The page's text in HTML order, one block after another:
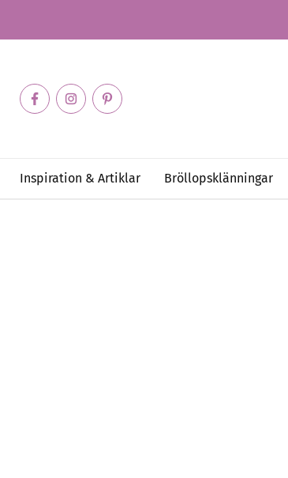
Inspiration & Artiklar Bröllopsklänningar